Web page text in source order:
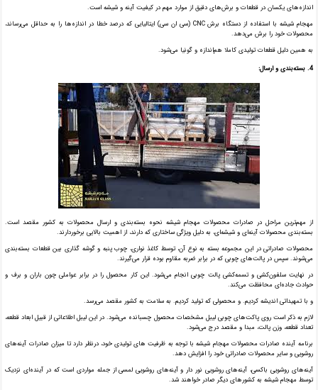
اندازه‌های یکسان در قطعات و برش‌های دقیق از موارد مهم در کیفیت آینه و شیشه است.
مهجام شیشه با استفاده از دستگاه برش CNC (سی ان سی) ایتالیایی که درصد خطا در اندازه‌ها را به حداقل می‌رساند،
محصولات خود را برش می‌دهد.
به همین دلیل قطعات تولیدی کاملا هم‌اندازه و گونیا می‌شود.
4. بسته‌بندی و ارسال:
از مهم‌ترین مراحل در صادرات محصولات مهجام شیشه نحوه بسته‌بندی و ارسال محصولات به کشور مقصد است.
بسته‌بندی محصولات آینه‌ای و شیشه‌ای، به دلیل ویژگی ساختاری که دارند، از اهمیت بالایی برخوردارند.
محصولات صادراتی در این مجموعه بسته به نوع آن، توسط کاغذ نواری، چوب پنبه و گوشه گذاری بین قطعات بسته‌بندی
می‌شوند. سپس در پالت‌های چوبی که در برابر ضربه مقاوم بوده قرار می‌گیرند.
در نهایت سلفون‌کشی و تسمه‌کشی پالت چوبی انجام می‌شود. این کار محصول را در برابر عواملی چون باران و برف و
حوادث جاده‌ای محافظت می‌کند.
و با تمهیداتی اندیشه کردیم. و محصولی که تولید کردیم. به سلامت به کشور مقصد می‌رسد.
لازم به ذکر است روی پاکت‌های چوبی لیبل مشخصات محصول چسبانده می‌شود. در این لیبل اطلاعاتی از قبیل ابعاد قطعه،
تعداد قطعه، وزن پالت، مبدا و مقصد درج می‌شود.
برنامه آینده صادرات محصولات مهجام شیشه با توجه به ظرفیت های تولیدی خود، درنظر دارد تا میزان صادرات آینه‌های
روشویی و سایر محصولات صادراتی خود را افزایش دهد.
آینه‌های روشویی باکسی، آینه‌های روشویی نور دار و آینه‌های روشویی لمسی از جمله مواردی است که در آینده‌ای نزدیک
توسط مهجام شیشه به کشورهای دیگر صادر خواهند شد.